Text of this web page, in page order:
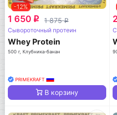
-12%
1 650 q 1 875q
Сывороточный протеин
Whey Protein
500 г, Клубника-банан
PRIMEKRAFT
В корзину